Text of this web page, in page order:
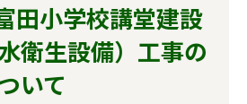
田小学校講堂建設
衛生設備）工事の
いて